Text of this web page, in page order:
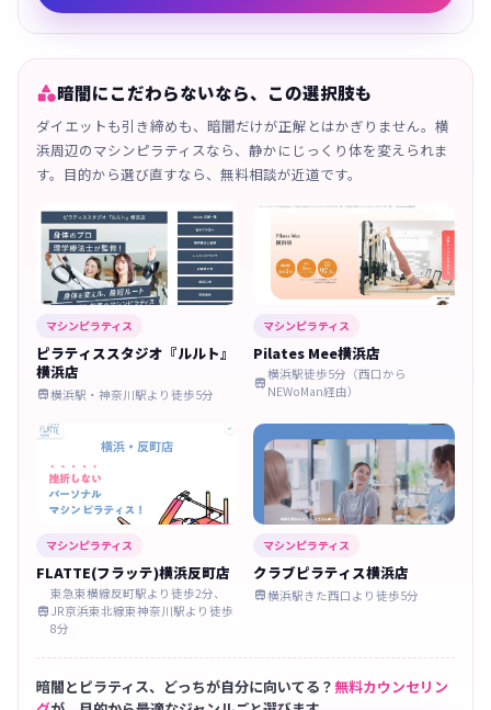
暗闇にこだわらないなら、この選択肢も
ダイエットも引き締めも、暗闇だけが正解とはかぎりません。横
浜周辺のマシンピラティスなら、静かにじっくり体を変えられま
す。目的から選び直すなら、無料相談が近道です。
マシンピラティス
ピラティススタジオ『ルルト』
横浜店
横浜駅・神奈川駅より徒歩5分
マシンピラティス
Pilates Mee横浜店

横浜駅徒歩5分（西口から
NEWoMan経由）
マシンピラティス
FLATTE(フラッテ)横浜反町店

東急東横線反町駅より徒歩2分、
JR京浜東北線東神奈川駅より徒歩
8分
マシンピラティス
クラブピラティス横浜店
横浜駅きた西口より徒歩5分
暗闇とピラティス、どっちが自分に向いてる？無料カウンセリン